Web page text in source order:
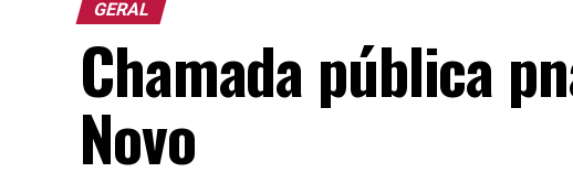
GERAL
Chamada pública
Novo